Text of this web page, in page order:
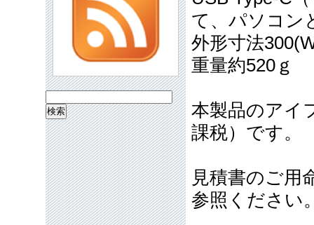
て、パソコン
外形寸法
重量約520ｇ
本製品のアイ
課税）です。
見積書のご用
参照ください
索: